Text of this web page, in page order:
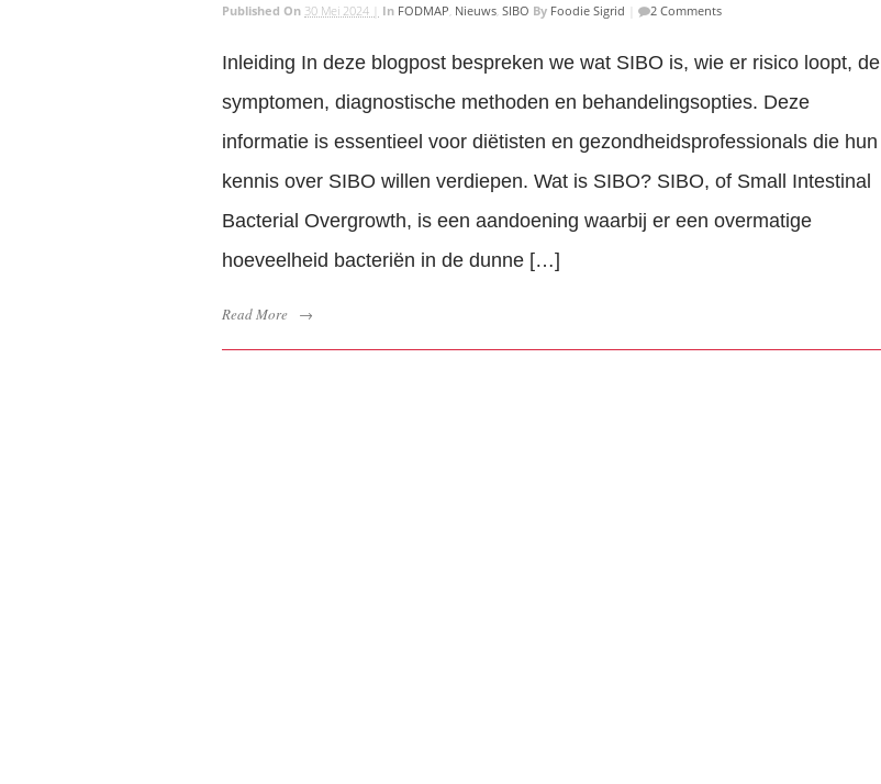
Published On 30 Mei 2024 | In FODMAP Nieuws SIBO By Foodie Sigrid 2 Comments
Inleiding In deze blogpost bespreken we wat SIBO is, wie er risico loopt, de
symptomen, diagnostische methoden en behandelingsopties. Deze
informatie is essentieel voor diëtisten en gezondheidsprofessionals die hun
kennis over SIBO willen verdiepen. Wat is SIBO? SIBO, of Small Intestinal
Bacterial Overgrowth, is een aandoening waarbij er een overmatige
hoeveelheid bacteriën in de dunne […]
Read More →